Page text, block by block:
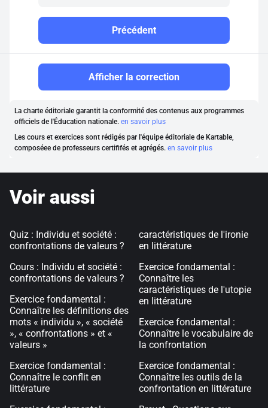
Précédent
Afficher la correction
La charte éditoriale garantit la conformité des contenus aux programmes
officiels de l'Éducation nationale. en savoir plus
Les cours et exercices sont rédigés par l'équipe éditoriale de Kartable,
composéee de professeurs certififés et agrégés. en savoir plus
Voir aussi
Quiz : Individu et société :
confrontations de valeurs ?
Cours : Individu et société :
confrontations de valeurs ?
Exercice fondamental :
Connaître les définitions des
mots « individu », « société
», « confrontations » et «
valeurs »
Exercice fondamental :
Connaître le conflit en
littérature
caractéristiques de l'ironie
en littérature
Exercice fondamental :
Connaître les
caractéristiques de l'utopie
en littérature
Exercice fondamental :
Connaître le vocabulaire de
la confrontation
Exercice fondamental :
Connaître les outils de la
confrontation en littérature